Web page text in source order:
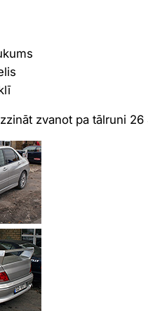
zvanot pa tālruni